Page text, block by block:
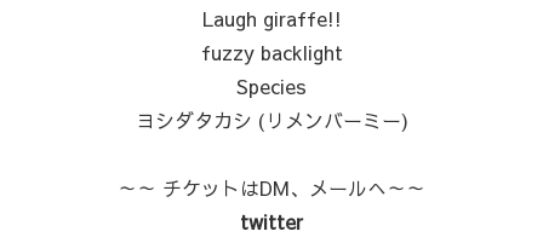
Laugh giraffe!!
fuzzy backlight
Species
ヨシダタカシ (リメンバーミー)
～～ チケットはDM、メールへ～～
twitter